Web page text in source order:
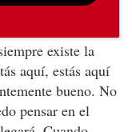
existe la
aquí, estás aquí
bueno. No
pensar en el